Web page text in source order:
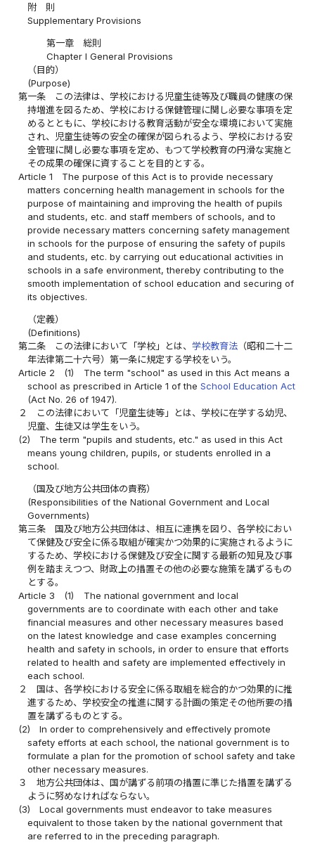
附 則
Supplementary Provisions
第一章 総則
Chapter I General Provisions
（目的）
(Purpose)
第一条
この法律は、学校における児童生徒等及び職員の健康の保
持増進を図るため、学校における保健管理に関し必要な事項を定
めるとともに、学校における教育活動が安全な環境において実施
され、児童生徒等の安全の確保が図られるよう、学校における安
全管理に関し必要な事項を定め、もつて学校教育の円滑な実施と
その成果の確保に資することを目的とする。
Article 1
The purpose of this Act is to provide necessary
matters concerning health management in schools for the
purpose of maintaining and improving the health of pupils
and students, etc. and staff members of schools, and to
provide necessary matters concerning safety management
in schools for the purpose of ensuring the safety of pupils
and students, etc. by carrying out educational activities in
schools in a safe environment, thereby contributing to the
smooth implementation of school education and securing of
its objectives.
（定義）
(Definitions)
第二条
この法律において「学校」とは、学校教育法 （昭和二十二
年法律第二十六号）第一条に規定する学校をいう。
Article 2
(1)
The term "school" as used in this Act means a
school as prescribed in Article 1 of theSchool Education Act
(Act No. 26 of 1947).
２
この法律において「児童生徒等」とは、学校に在学する幼児、
児童、生徒又は学生をいう。
(2)
The term "pupils and students, etc." as used in this Act
means young children, pupils, or students enrolled in a
school.
（国及び地方公共団体の責務）
(Responsibilities of the National Government and Local
Governments)
第三条
国及び地方公共団体は、相互に連携を図り、各学校におい
て保健及び安全に係る取組が確実かつ効果的に実施されるように
するため、学校における保健及び安全に関する最新の知見及び事
例を踏まえつつ、財政上の措置その他の必要な施策を講ずるもの
とする。
Article 3
(1)
The national government and local
governments are to coordinate with each other and take
financial measures and other necessary measures based
on the latest knowledge and case examples concerning
health and safety in schools, in order to ensure that efforts
related to health and safety are implemented effectively in
each school.
２
国は、各学校における安全に係る取組を総合的かつ効果的に推
進するため、学校安全の推進に関する計画の策定その他所要の措
置を講ずるものとする。
(2)
In order to comprehensively and effectively promote
safety efforts at each school, the national government is to
formulate a plan for the promotion of school safety and take
other necessary measures.
３
地方公共団体は、国が講ずる前項の措置に準じた措置を講ずる
ように努めなければならない。
(3)
Local governments must endeavor to take measures
equivalent to those taken by the national government that
are referred to in the preceding paragraph.